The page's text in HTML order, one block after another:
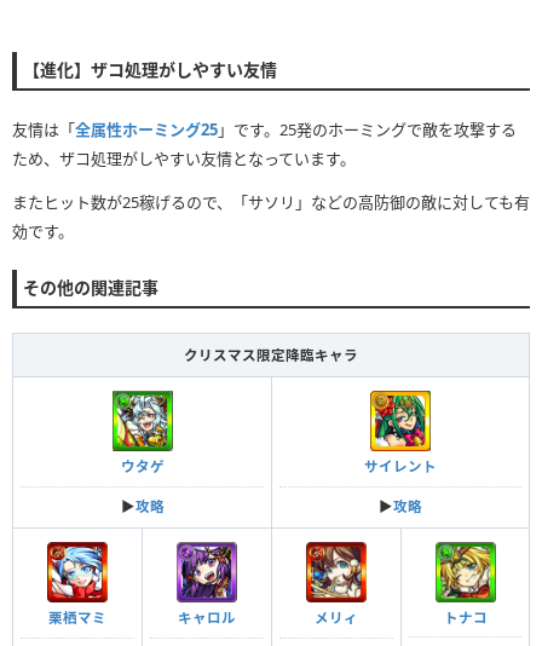
【進化】ザコ処理がしやすい友情
友情は「全属性ホーミング25」です。25発のホーミングで敵を攻撃する
ため、ザコ処理がしやすい友情となっています。
またヒット数が25稼げるので、「サソリ」などの高防御の敵に対しても有
効です。
その他の関連記事
クリスマス限定降臨キャラ
ウタゲ
▶︎攻略
サイレント
▶︎攻略
栗栖マミ キャロル メリィ トナコ